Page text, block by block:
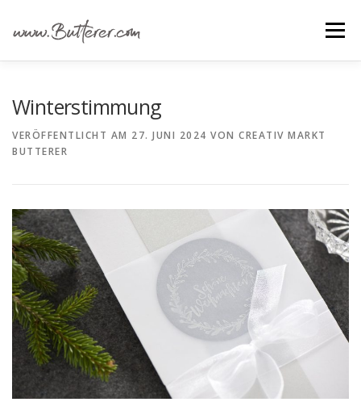
springen
Menü
GRUNDANLEITUNGEN
Winterstimmung
VERÖFFENTLICHT AM 27. JUNI 2024 VON CREATIV MARKT
BUTTERER